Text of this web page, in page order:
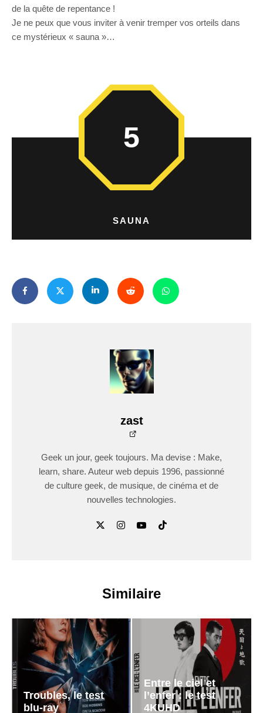
de la quête de repentance !
Je ne peux que vous inviter à venir tremper vos orteils dans
ce mystérieux « sauna »…
SAUNA
5
zast
Geek un jour, geek toujours. Ma devise : Make,
learn, share. Auteur web depuis 1996, passionné
de culture geek, de musique, de cinéma et de
nouvelles technologies.
Similaire
Troubles, le test
blu-ray
Entre le ciel et
l’enfer : le test
4KUHD